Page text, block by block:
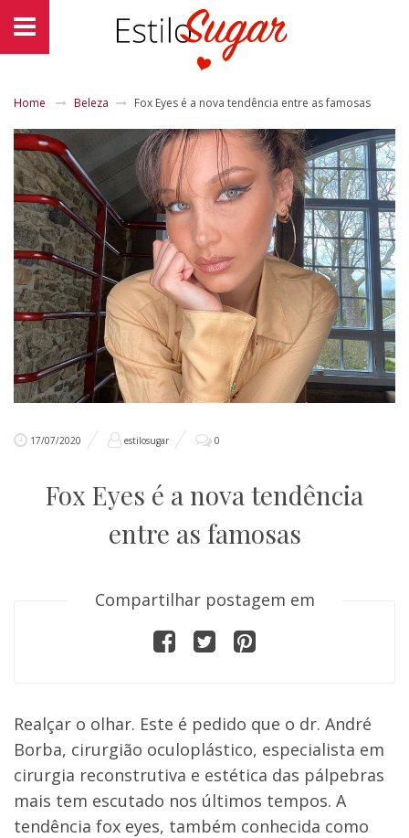
Home Beleza Fox Eyes é a nova tendência entre as famosas
17/07/2020 estilosugar 0
Fox Eyes é a nova tendência
entre as famosas
Compartilhar postagem em
Realçar o olhar. Este é pedido que o dr. André
Borba, cirurgião oculoplástico, especialista em
cirurgia reconstrutiva e estética das pálpebras
mais tem escutado nos últimos tempos. A
tendência fox eyes, também conhecida como